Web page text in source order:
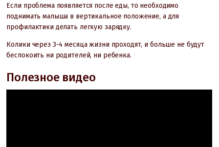
Если проблема появляется после еды, то необходимо
поднимать малыша в вертикальное положение, а для
профилактики делать легкую зарядку.
Колики через 3-4 месяца жизни проходят, и больше не будут
беспокоить ни родителей, ни ребенка.
Полезное видео